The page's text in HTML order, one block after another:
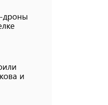
дроны
и